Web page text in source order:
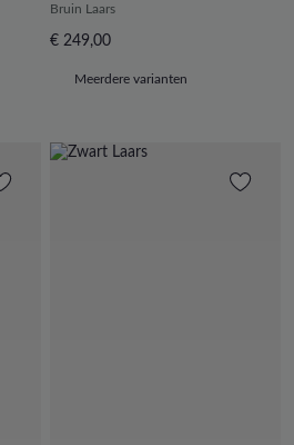
Bruin Laars
€ 249,00
Meerdere varianten